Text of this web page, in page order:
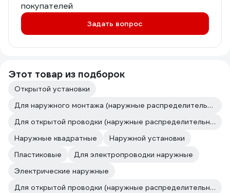
покупателей
Задать вопрос
Этот товар из подборок
Открытой установки
Для наружного монтажа (наружные распределительные коробки открытой установки)
Для открытой проводки (наружные распределительные коробки открытой установки)
Наружные квадратные
Наружной установки
Пластиковые
Для электропроводки наружные
Электрические наружные
Для открытой проводки (наружные распределительные коробки открытой установки)